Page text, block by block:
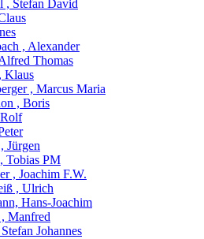
, Stefan David
, Alexander
Thomas
Klaus
, Marcus Maria
, Boris
Jürgen
Tobias PM
, Joachim F.W.
, Ulrich
Hans-Joachim
Manfred
Johannes